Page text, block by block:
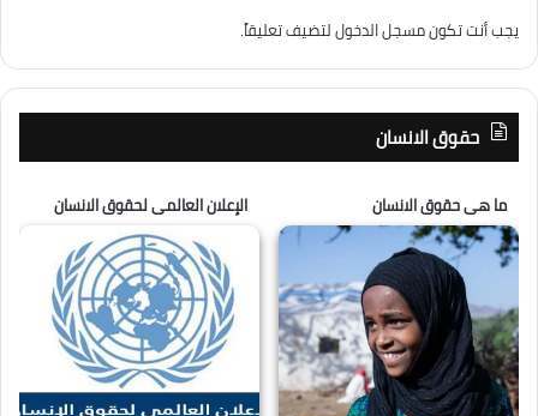
يجب أنت تكونمسجل الدخوللتضيف تعليقاً.
حقوق الانسان
ما هى حقوق الانسان الإعلان العالمى لحقوق الانسان